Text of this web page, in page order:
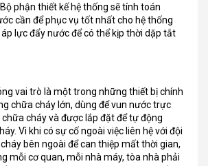
phận thiết kế hệ thống sẽ tính toán
cần để phục vụ tốt nhất cho hệ thống
lực đẩy nước để có thể kịp thời dặp tắt
vai trò là một trong những thiết bị chính
chữa cháy lớn, dùng để vun nước trực
cháy và được lắp đặt để tự động
Vì khi có sự cố ngoài việc liên hệ với đội
bên ngoài để can thiệp mất thời gian,
mỗi cơ quan, mỗi nhà máy, tòa nhà phải